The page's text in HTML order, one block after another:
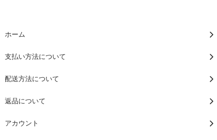
ホーム
支払い方法について
配送方法について
返品について
アカウント